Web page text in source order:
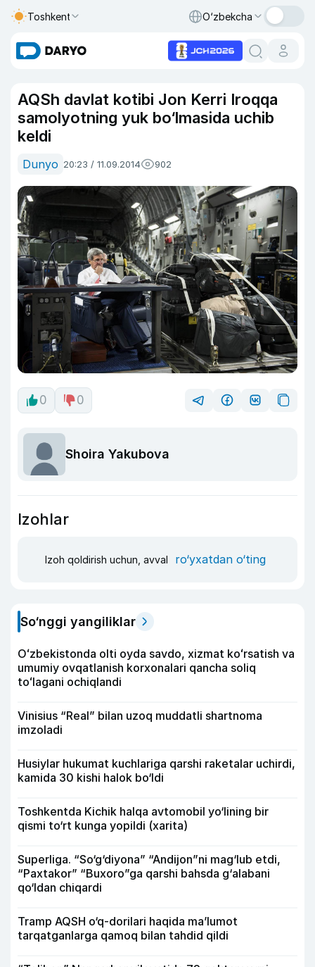
Toshkent O‘zbekcha
AQSh davlat kotibi Jon Kerri Iroqqa
samolyotning yuk bo‘lmasida uchib
keldi
Dunyo 20:23 / 11.09.2014 902
0 0
Shoira Yakubova
Izohlar
Izoh qoldirish uchun, avval ro‘yxatdan o‘ting
So‘nggi yangiliklar
Oʻzbekistonda olti oyda savdo, xizmat koʻrsatish va
umumiy ovqatlanish korxonalari qancha soliq
toʻlagani ochiqlandi
Vinisius “Real” bilan uzoq muddatli shartnoma
imzoladi
Husiylar hukumat kuchlariga qarshi raketalar uchirdi,
kamida 30 kishi halok bo‘ldi
Toshkentda Kichik halqa avtomobil yo‘lining bir
qismi to‘rt kunga yopildi (xarita)
Superliga. “So‘g‘diyona” “Andijon”ni mag‘lub etdi,
“Paxtakor” “Buxoro”ga qarshi bahsda g‘alabani
qo‘ldan chiqardi
Tramp AQSH o‘q-dorilari haqida ma’lumot
tarqatganlarga qamoq bilan tahdid qildi